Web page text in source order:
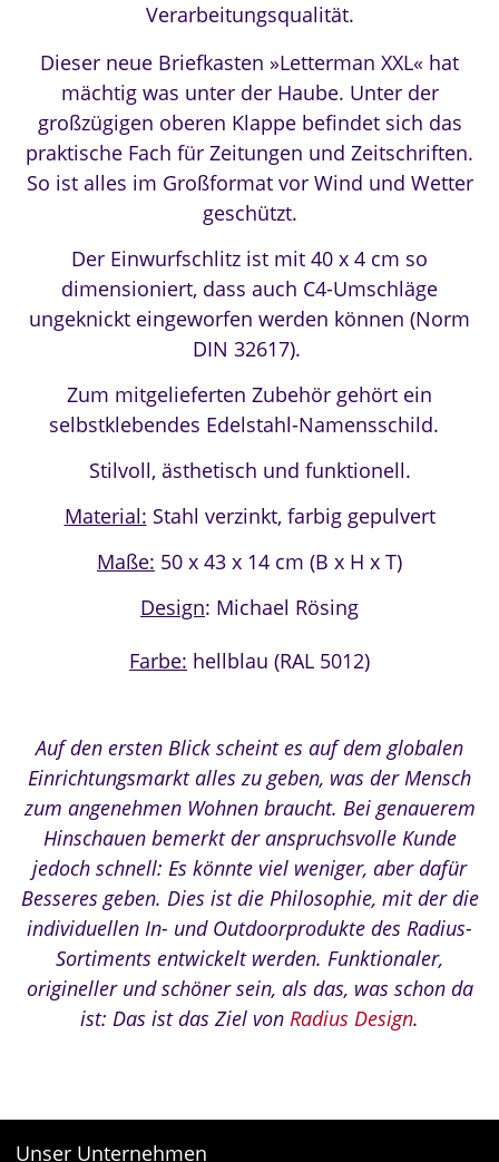
Verarbeitungsqualität.
Dieser neue Briefkasten »Letterman XXL« hat
mächtig was unter der Haube. Unter der
großzügigen oberen Klappe befindet sich das
praktische Fach für Zeitungen und Zeitschriften.
So ist alles im Großformat vor Wind und Wetter
geschützt.
Der Einwurfschlitz ist mit 40 x 4 cm so
dimensioniert, dass auch C4-Umschläge
ungeknickt eingeworfen werden können (Norm
DIN 32617).
Zum mitgelieferten Zubehör gehört ein
selbstklebendes Edelstahl-Namensschild.
Stilvoll, ästhetisch und funktionell.
Material: Stahl verzinkt, farbig gepulvert
Maße: 50 x 43 x 14 cm (B x H x T)
Design: Michael Rösing
Farbe: hellblau (RAL 5012)
Auf den ersten Blick scheint es auf dem globalen
Einrichtungsmarkt alles zu geben, was der Mensch
zum angenehmen Wohnen braucht. Bei genauerem
Hinschauen bemerkt der anspruchsvolle Kunde
jedoch schnell: Es könnte viel weniger, aber dafür
Besseres geben. Dies ist die Philosophie, mit der die
individuellen In- und Outdoorprodukte des Radius-
Sortiments entwickelt werden. Funktionaler,
origineller und schöner sein, als das, was schon da
ist: Das ist das Ziel von Radius Design.
Unser Unternehmen